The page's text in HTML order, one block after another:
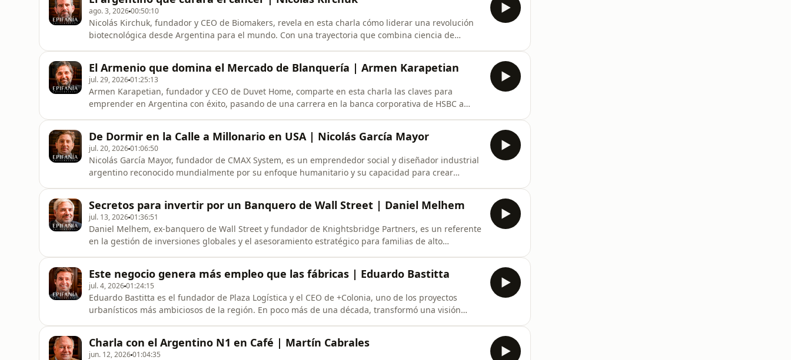
ago. 3, 202600:50:10
Nicolás Kirchuk, fundador y CEO de Biomakers, revela en esta charla cómo liderar una revolución
biotecnológica desde Argentina para el mundo. Con una trayectoria que combina ciencia de
un contexto volátil
El Armenio que domina el Mercado de Blanquería | Armen Karapetian
jul. 29, 202601:25:13
Armen Karapetian, fundador y CEO de Duvet Home, comparte en esta charla las claves para
emprender en Argentina con éxito, pasando de una carrera en la banca corporativa de HSBC a
fidelización del cliente y la resilienci
De Dormir en la Calle a Millonario en USA | Nicolás García Mayor
jul. 20, 202601:06:50
Nicolás García Mayor, fundador de CMAX System, es un emprendedor social y diseñador industrial
argentino reconocido mundialmente por su enfoque humanitario y su capacidad para crear
desplazadas por catástrofes
Secretos para invertir por un Banquero de Wall Street | Daniel Melhem
jul. 13, 202601:36:51
Daniel Melhem, ex-banquero de Wall Street y fundador de Knightsbridge Partners, es un referente
en la gestión de inversiones globales y el asesoramiento estratégico para familias de alto
especializándose en la estructura
Este negocio genera más empleo que las fábricas | Eduardo Bastitta
jul. 4, 202601:24:15
Eduardo Bastitta es el fundador de Plaza Logística y el CEO de +Colonia, uno de los proyectos
urbanísticos más ambiciosos de la región. En poco más de una década, transformó una visión
activos reales de largo p
Charla con el Argentino N1 en Café | Martín Cabrales
jun. 12, 202601:04:35